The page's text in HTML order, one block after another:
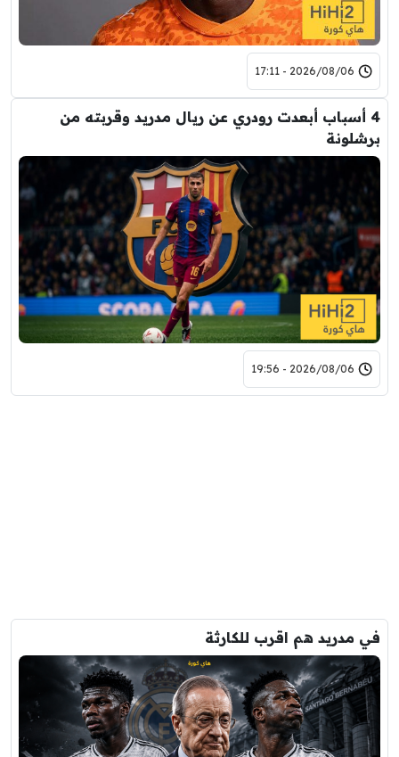
2026/08/06 - 17:11
4 أسباب أبعدت رودري عن ريال مدريد وقربته من
برشلونة
2026/08/06 - 19:56
في مدريد هم اقرب للكارثة